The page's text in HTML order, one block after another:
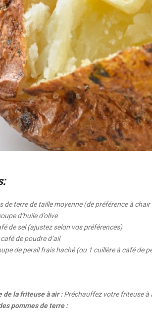
de terre de taille moyenne (de préférence à
d’huile d’olive
de sel (ajustez selon vos préférences)
de poudre d’ail
de persil frais haché (ou 1 cuillère à café de
de la friteuse à air :Préchauffez votre friteuse à
pommes de terre :